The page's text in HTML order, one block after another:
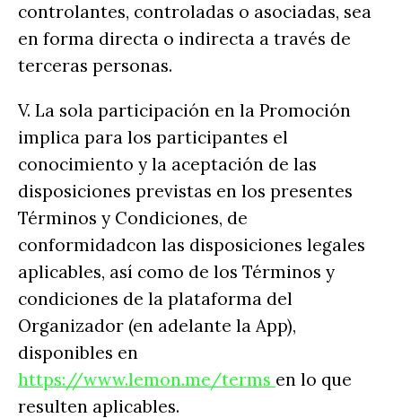
controlantes, controladas o asociadas, sea
en forma directa o indirecta a través de
terceras personas.
V. La sola participación en la Promoción
implica para los participantes el
conocimiento y la aceptación de las
disposiciones previstas en los presentes
Términos y Condiciones, de
conformidadcon las disposiciones legales
aplicables, así como de los Términos y
condiciones de la plataforma del
Organizador (en adelante la App),
disponibles en
https://www.lemon.me/terms en lo que
resulten aplicables.